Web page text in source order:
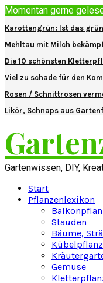
Momentan gerne
Karottengrün: Ist das
Mehltau mit Milch
Die 10 schönsten
Viel zu schade für den
Rosen / Schnittrosen
Likör, Schnaps aus
Gartenwissen, DIY,
Start
Pflanzenlexikon
Stauden
Bäume,
Gemüse